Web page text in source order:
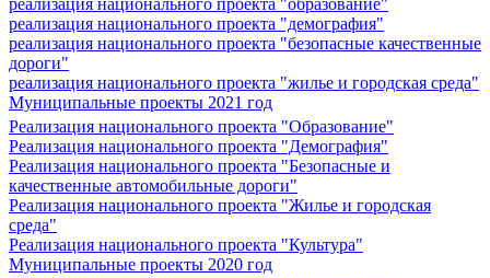
реализация национального проекта "образование"
реализация национального проекта "демография"
реализация национального проекта "безопасные качественные
дороги"
реализация национального проекта "жилье и городская среда"
Муниципальные проекты 2021 год
Реализация национального проекта "Образование"
Реализация национального проекта "Демография"
Реализация национального проекта "Безопасные и
качественные автомобильные дороги"
Реализация национального проекта "Жилье и городская
среда"
Реализация национального проекта "Культура"
Муниципальные проекты 2020 год